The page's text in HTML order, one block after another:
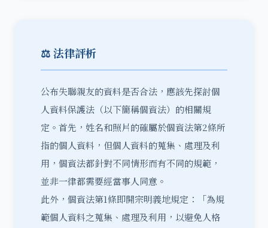
⚖️ 法律評析
公布失聯親友的資料是否合法，應該先探討個
人資料保護法（以下簡稱個資法）的相關規
定。首先，姓名和照片的確屬於個資法第2條所
指的個人資料，但個人資料的蒐集、處理及利
用，個資法都針對不同情形而有不同的規範，
並非一律都需要經當事人同意。
此外，個資法第1條即開宗明義地規定：「為規
範個人資料之蒐集、處理及利用，以避免人格